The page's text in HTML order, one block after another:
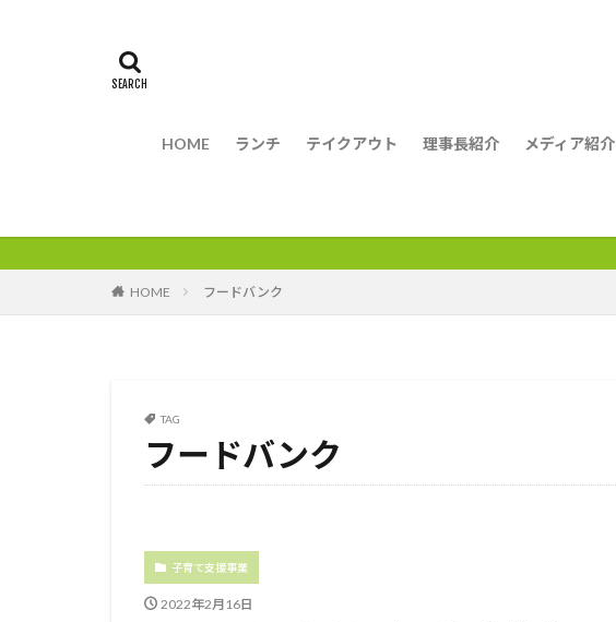
HOME ランチ テイクアウト 理事長紹介 メディア紹介
HOME フードバンク
TAG
フードバンク
子育て支援事業
2022年2月16日